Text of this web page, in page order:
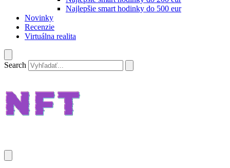
Najlepšie smart hodinky do 500 eur
Novinky
Recenzie
Virtuálna realita
Search